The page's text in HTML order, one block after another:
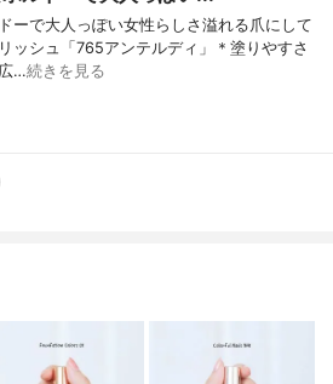
ーで大人っぽい女性らしさ溢れる爪にして
ッシュ「765アンテルディ」＊塗りやすさ
…続きを見る